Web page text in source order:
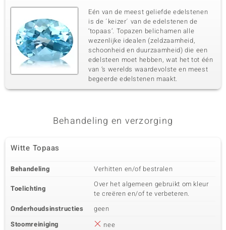
Eén van de meest geliefde edelstenen
is de ´keizer´ van de edelstenen de
‘topaas’. Topazen belichamen alle
wezenlijke idealen (zeldzaamheid,
schoonheid en duurzaamheid) die een
edelsteen moet hebben, wat het tot één
van ’s werelds waardevolste en meest
begeerde edelstenen maakt.
Behandeling en verzorging
Witte Topaas
Behandeling Verhitten en/of bestralen
Toelichting
Over het algemeen gebruikt om kleur
te creëren en/of te verbeteren.
Onderhoudsinstructies
geen
Stoomreiniging
nee